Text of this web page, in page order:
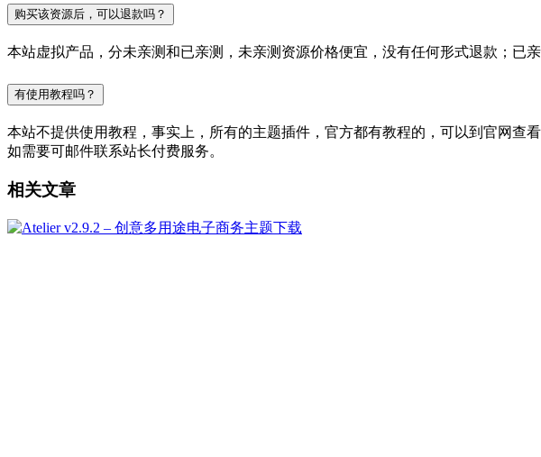
购买该资源后，可以退款吗？
本站虚拟产品，分未亲测和已亲测，未亲测资源价格便宜，没有任何形式退款；已
有使用教程吗？
本站不提供使用教程，事实上，所有的主题插件，官方都有教程的，可以到官网查
如需要可邮件联系站长付费服务。
相关文章